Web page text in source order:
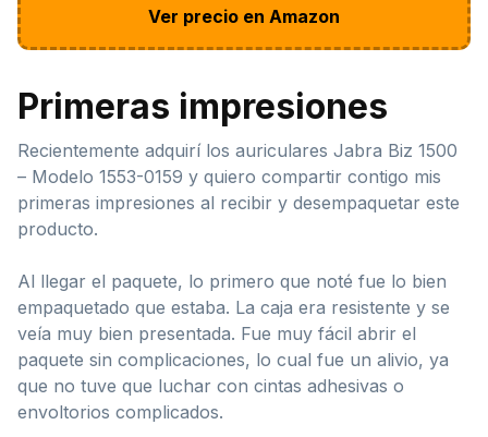
Ver precio en Amazon
Primeras impresiones
Recientemente adquirí los auriculares Jabra Biz 1500
– Modelo 1553-0159 y quiero compartir contigo mis
primeras impresiones al recibir y desempaquetar este
producto.
Al llegar el paquete, lo primero que noté fue lo bien
empaquetado que estaba. La caja era resistente y se
veía muy bien presentada. Fue muy fácil abrir el
paquete sin complicaciones, lo cual fue un alivio, ya
que no tuve que luchar con cintas adhesivas o
envoltorios complicados.